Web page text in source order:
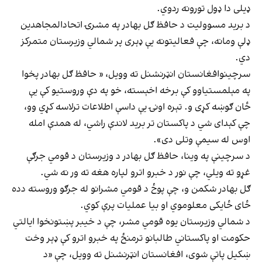
ډیلی دا ډول تورونه ردوي.
د برید مسوولیت د حافظ ګل بهادر په مشرۍ اتحادالمجاهدین
ډلې ومانه، چې فعالیتونه یې ډېری پر شمالي وزیرستان متمرکز
دي.
سرچینوافغانستان انټرنشنل ته وویل، « حافظ ګل بهادر پخوا
په مېلمستیاوو کې برخه اخېسته، خو په دې وروستیو کې یې
ځان ګوښه کړی و. تېره اونۍ یې داسې اطلاعات ترلاسه کړي وو،
چې کېدای شي د پاکستان تر برید لاندې راشي، له همدې امله
اوس له سیمې وتلی دی».
د سرچینې په وینا، حافظ ګل بهادر د وزیرستان د قومي جرګې
غړو ته ویلي، چې نور د خبرو اترو لپاره هغه ته ور نه شي.
ګل بهادر شکمن و، چې پوځ د قومي مشرانو له جرګو وروسته دده
ځای ځایکی معلوموي او بیا عملیات پرې کوي.
د شمالي وزیرستان یوه قومي مشر، چې د خیبر پښتونخوا ایالتي
حکومت او پاکستاني طالبانو ترمنځ په خبرو اترو کې ډېر وخت
ښکیل پاتې شوی، افغانستان انټرنشنل ته وویل، چې «د